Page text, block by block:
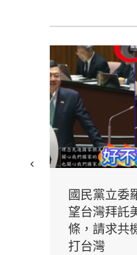
國民黨立委
望台灣拜託
條，請求共
打台灣